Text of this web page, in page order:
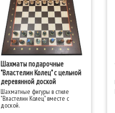
Шахматы подарочные
"Властелин Колец" с цельной
деревянной доской
Шахматные фигуры в стиле
"Властелин Колец" вместе с
доской.